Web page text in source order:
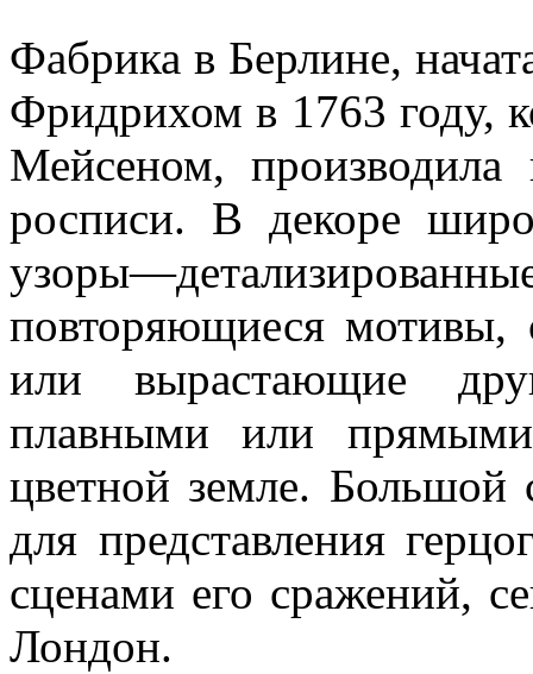
Фабрика в Берлине,
Фридрихом в 1763 году,
Мейсеном, производила
росписи. В декоре
повторяющиеся мотивы,
или вырастающие
плавными или
цветной земле. Большой
для представления
сценами его сражений,
Лондон.